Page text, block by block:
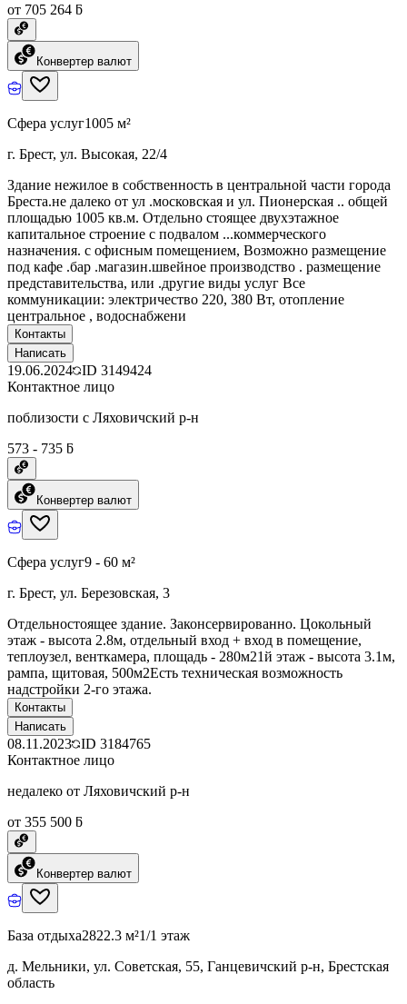
от 705 264 ƃ
Конвертер валют
Сфера услуг1005 м²
г. Брест, ул. Высокая, 22/4
Здание нежилое в собственность в центральной части города
Бреста.не далеко от ул .московская и ул. Пионерская .. общей
площадью 1005 кв.м. Отдельно стоящее двухэтажное
капитальное строение с подвалом ...коммерческого
назначения. с офисным помещением, Возможно размещение
под кафе .бар .магазин.швейное производство . размещение
представительства, или .другие виды услуг Все
коммуникации: электричество 220, 380 Вт, отопление
центральное , водоснабжени
Контакты
Написать
19.06.2024 ID 3149424
Контактное лицо
поблизости с Ляховичский р-н
573 - 735 ƃ
Конвертер валют
Сфера услуг9 - 60 м²
г. Брест, ул. Березовская, 3
Отдельностоящее здание. Законсервированно. Цокольный
этаж - высота 2.8м, отдельный вход + вход в помещение,
теплоузел, венткамера, площадь - 280м21й этаж - высота 3.1м,
рампа, щитовая, 500м2Есть техническая возможность
надстройки 2-го этажа.
Контакты
Написать
08.11.2023 ID 3184765
Контактное лицо
недалеко от Ляховичский р-н
от 355 500 ƃ
Конвертер валют
База отдыха2822.3 м²1/1 этаж
д. Мельники, ул. Советская, 55, Ганцевичский р-н, Брестская
область